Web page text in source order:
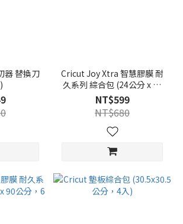
器 替換刀
Cricut Joy Xtra 智慧膠膜 耐
久系列 綜合包 (24公分 x 60
公分，6入)
NT$599
NT$680